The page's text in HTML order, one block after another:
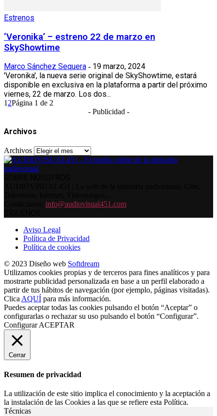
Estrenos
‘Veronika’ – estreno 22 de marzo en
SkyShowtime
Marco Sánchez Sequera - 19 marzo, 2024
'Veronika', la nueva serie original de SkyShowtime, estará
disponible en exclusiva en la plataforma a partir del próximo
viernes, 22 de marzo. Los dos...
1 2Página 1 de 2
- Publicidad -
Archivos
Archivos
info@audiovisual451.com
Aviso Legal
Política de Privacidad
Política de cookies
© 2023 Diseño web Softdream
Utilizamos cookies propias y de terceros para fines analíticos y para
mostrarte publicidad personalizada en base a un perfil elaborado a
partir de tus hábitos de navegación (por ejemplo, páginas visitadas).
Clica AQUÍ para más información.
Puedes aceptar todas las cookies pulsando el botón “Aceptar” o
configurarlas o rechazar su uso pulsando el botón “Configurar”.
Configurar ACEPTAR
Cerrar
Resumen de privacidad
La utilización de este sitio implica el conocimiento y la aceptación a
la instalación de las Cookies a las que se refiere esta Política.
Técnicas